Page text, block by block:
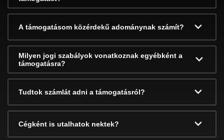
A támogatásom közérdekű adománynak számít?
Milyen jogi szabályok vonatkoznak egyébként a
támogatásra?
Tudtok számlát adni a támogatásról?
Cégként is utalhatok nektek?